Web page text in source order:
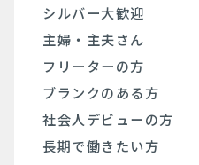
シルバー大歓迎
主婦・主夫さん
フリーターの方
ブランクのある方
社会人デビューの方
⻑期で働きたい方